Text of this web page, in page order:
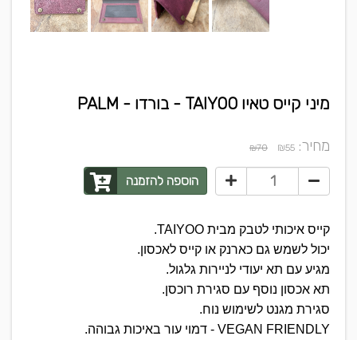
מיני קייס טאיו TAIYOO - בורדו - PALM
מחיר: ₪55
₪70
הוספה להזמנה
קייס איכותי לטבק מבית TAIYOO.
יכול לשמש גם כארנק או קייס לאכסון.
מגיע עם תא יעודי לניירות גלגול.
תא אכסון נוסף עם סגירת רוכסן.
סגירת מגנט לשימוש נוח.
VEGAN FRIENDLY - דמוי עור באיכות גבוהה.